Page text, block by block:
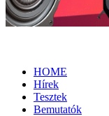
HOME
Hírek
Tesztek
Bemutatók